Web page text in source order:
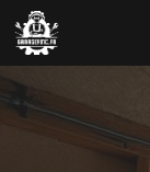
Aller
au
contenu